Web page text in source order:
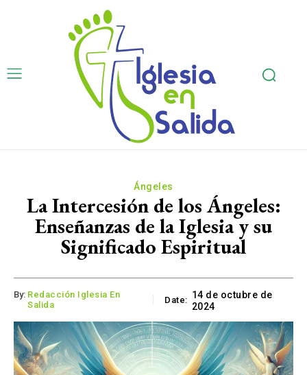
Ángeles
La Intercesión de los Ángeles:
Enseñanzas de la Iglesia y su
Significado Espiritual
By: Redacción Iglesia En
Salida
Date: 14 de octubre de
2024